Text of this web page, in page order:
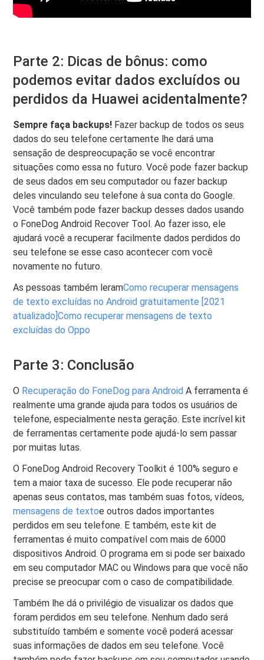
Parte 2: Dicas de bônus: como
podemos evitar dados excluídos ou
perdidos da Huawei acidentalmente?
Sempre faça backups! Fazer backup de todos os seus
dados do seu telefone certamente lhe dará uma
sensação de despreocupação se você encontrar
situações como essa no futuro. Você pode fazer backup
de seus dados em seu computador ou fazer backup
deles vinculando seu telefone à sua conta do Google.
Você também pode fazer backup desses dados usando
o FoneDog Android Recover Tool. Ao fazer isso, ele
ajudará você a recuperar facilmente dados perdidos do
seu telefone se esse caso acontecer com você
novamente no futuro.
As pessoas também leramComo recuperar mensagens
de texto excluídas no Android gratuitamente [2021
atualizado]Como recuperar mensagens de texto
excluídas do Oppo
Parte 3: Conclusão
O Recuperação do FoneDog para Android A ferramenta é
realmente uma grande ajuda para todos os usuários de
telefone, especialmente nesta geração. Este incrível kit
de ferramentas certamente pode ajudá-lo sem passar
por muitas lutas.
O FoneDog Android Recovery Toolkit é 100% seguro e
tem a maior taxa de sucesso. Ele pode recuperar não
apenas seus contatos, mas também suas fotos, vídeos,
mensagens de textoe outros dados importantes
perdidos em seu telefone. E também, este kit de
ferramentas é muito compatível com mais de 6000
dispositivos Android. O programa em si pode ser baixado
em seu computador MAC ou Windows para que você não
precise se preocupar com o caso de compatibilidade.
Também lhe dá o privilégio de visualizar os dados que
foram perdidos em seu telefone. Nenhum dado será
substituído também e somente você poderá acessar
suas informações de dados em seu telefone. Você